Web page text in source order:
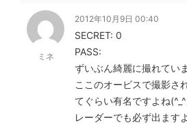
ミネ
2012年10月9日 00:40
SECRET: 0
PASS:
ずいぶん綺麗に撮れてい
ここのオービスで撮影さ
てぐらい有名ですよね
レーダーでも必ず出ます